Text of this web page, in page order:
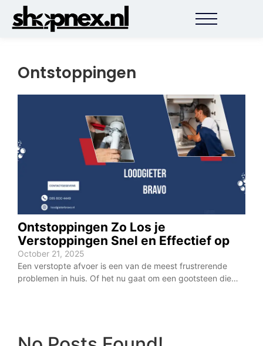
Ontstoppingen
Ontstoppingen Zo Los je
Verstoppingen Snel en Effectief op
October 21, 2025
Een verstopte afvoer is een van de meest frustrerende
problemen in huis. Of het nu gaat om een gootsteen die…